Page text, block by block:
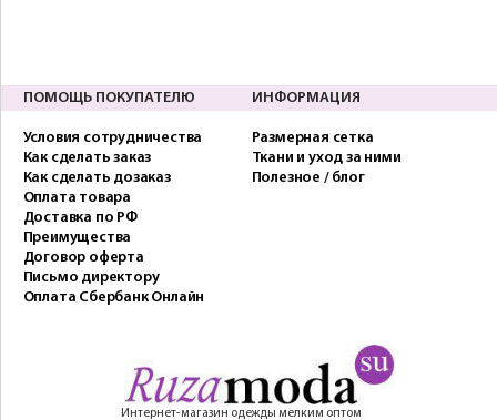
ПОМОЩЬ ПОКУПАТЕЛЮ
Условия сотрудничества
Как сделать заказ
Как сделать дозаказ
Оплата товара
Доставка по РФ
Преимущества
Договор оферта
Письмо директору
Оплата Сбербанк Онлайн
ИНФОРМАЦИЯ
Размерная сетка
Ткани и уход за ними
Полезное / блог
Интернет-магазин одежды мелким оптом